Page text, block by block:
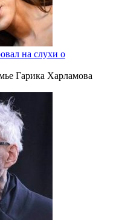
на слухи о
Гарика Харламова